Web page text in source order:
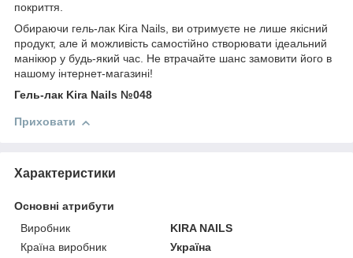
покриття.
Обираючи гель-лак Kira Nails, ви отримуєте не лише якісний
продукт, але й можливість самостійно створювати ідеальний
манікюр у будь-який час. Не втрачайте шанс замовити його в
нашому інтернет-магазині!
Гель-лак Kira Nails №048
Приховати
Характеристики
Основні атрибути
Виробник
KIRA NAILS
Країна виробник
Україна